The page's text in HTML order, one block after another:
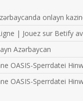
onlayn
| Jouez sur Betify
Azərbaycan
OASIS-Sperrdatei
OASIS-Sperrdatei